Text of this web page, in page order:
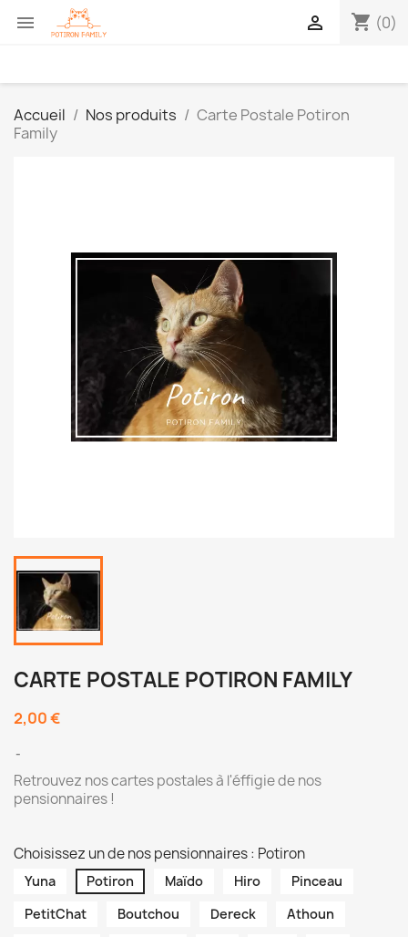
 shopping_cart (0)

Accueil Nos produits
Carte Postale Potiron
Family
CARTE POSTALE POTIRON FAMILY
2,00 €
Retrouvez nos cartes postales à l'éffigie de nos
pensionnaires !
Choisissez un de nos pensionnaires : Potiron
Yuna Potiron Maïdo Hiro
Pinceau
PetitChat
Boutchou Dereck
Athoun